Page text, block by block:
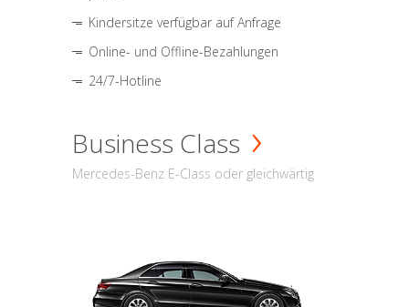
Kindersitze verfügbar auf Anfrage
Online- und Offline-Bezahlungen
24/7-Hotline
Business Class
Mercedes-Benz E-Class oder gleichwärtig